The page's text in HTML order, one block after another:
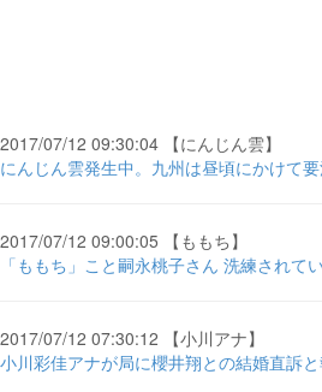
2017/07/12 09:30:04 【にんじん雲】
にんじん雲発生中。九州は昼頃にかけて
2017/07/12 09:00:05 【ももち】
「ももち」こと嗣永桃子さん 洗練されて
2017/07/12 07:30:12 【小川アナ】
小川彩佳アナが局に櫻井翔との結婚直訴